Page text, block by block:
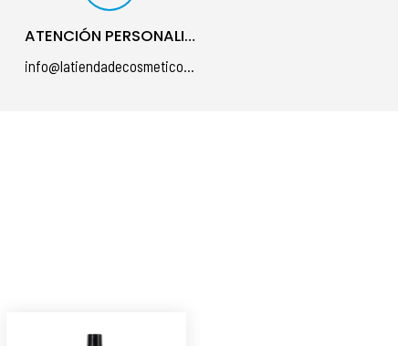
ATENCIÓN PERSONALIZADA
info@latiendadecosmeticos.com